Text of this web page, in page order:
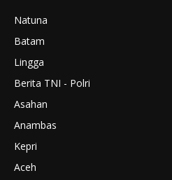
Natuna
Batam
Lingga
Berita TNI - Polri
Asahan
Anambas
Kepri
Aceh